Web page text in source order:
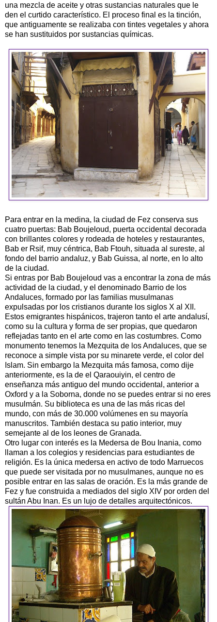
una mezcla de aceite y otras sustancias naturales que le
den el curtido característico. El proceso final es la tinción,
que antiguamente se realizaba con tintes vegetales y ahora
se han sustituidos por sustancias químicas.
Para entrar en la medina, la ciudad de Fez conserva sus
cuatro puertas: Bab Boujeloud, puerta occidental decorada
con brillantes colores y rodeada de hoteles y restaurantes,
Bab er Rsif, muy céntrica, Bab Ftouh, situada al sureste, al
fondo del barrio andaluz, y Bab Guissa, al norte, en lo alto
de la ciudad.
Si entras por Bab Boujeloud vas a encontrar la zona de más
actividad de la ciudad, y el denominado Barrio de los
Andaluces, formado por las familias musulmanas
expulsadas por los cristianos durante los siglos X al XII.
Estos emigrantes hispánicos, trajeron tanto el arte andalusí,
como su la cultura y forma de ser propias, que quedaron
reflejadas tanto en el arte como en las costumbres. Como
monumento tenemos la Mezquita de los Andaluces, que se
reconoce a simple vista por su minarete verde, el color del
Islam. Sin embargo la Mezquita más famosa, como dije
anteriormente, es la de el Qaraouiyin, el centro de
enseñanza más antiguo del mundo occidental, anterior a
Oxford y a la Soborna, donde no se puedes entrar si no eres
musulmán. Su biblioteca es una de las más ricas del
mundo, con más de 30.000 volúmenes en su mayoría
manuscritos. También destaca su patio interior, muy
semejante al de los leones de Granada.
Otro lugar con interés es la Medersa de Bou Inania, como
llaman a los colegios y residencias para estudiantes de
religión. Es la única medersa en activo de todo Marruecos
que puede ser visitada por no musulmanes, aunque no es
posible entrar en las salas de oración. Es la más grande de
Fez y fue construida a mediados del siglo XIV por orden del
sultán Abu Inan. Es un lujo de detalles arquitectónicos.